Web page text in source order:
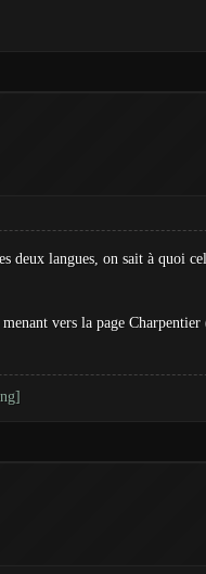
deux langues, on sait à quoi
vers la page